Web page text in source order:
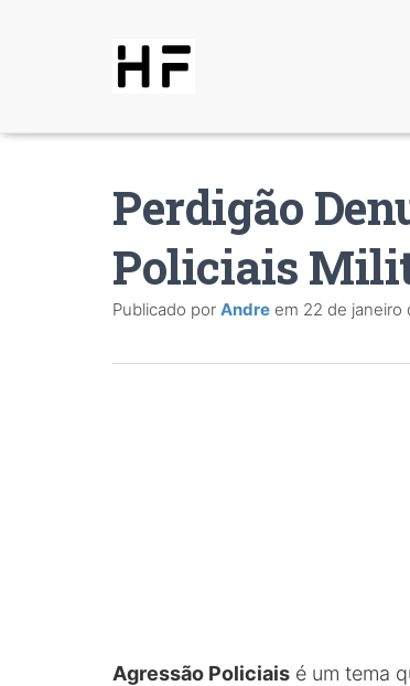
Perdigão
Policiais
Publicado por Andre em 22 de janeiro
Agressão Policiais é um tema